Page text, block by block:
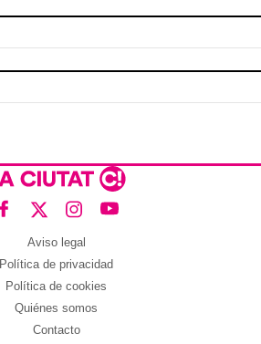
Aviso legal
Política de privacidad
Política de cookies
Quiénes somos
Contacto